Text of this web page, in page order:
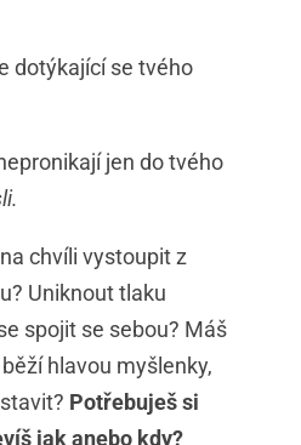
dotýkající se tvého
jen do tvého
chvíli vystoupit z
Uniknout tlaku
spojit se sebou? Máš
hlavou myšlenky,
Potřebuješ si
jak anebo kdy?